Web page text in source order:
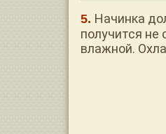
Начинка
получится не
влажной.